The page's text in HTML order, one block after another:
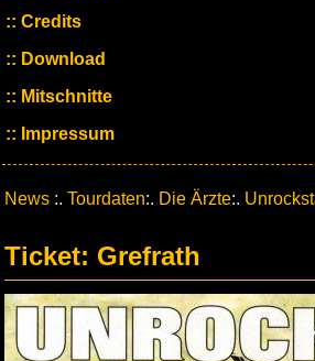
Credits
Download
Mitschnitte
Impressum
News :. Tourdaten:. Die Ärzte:.
Ticket: Grefrath